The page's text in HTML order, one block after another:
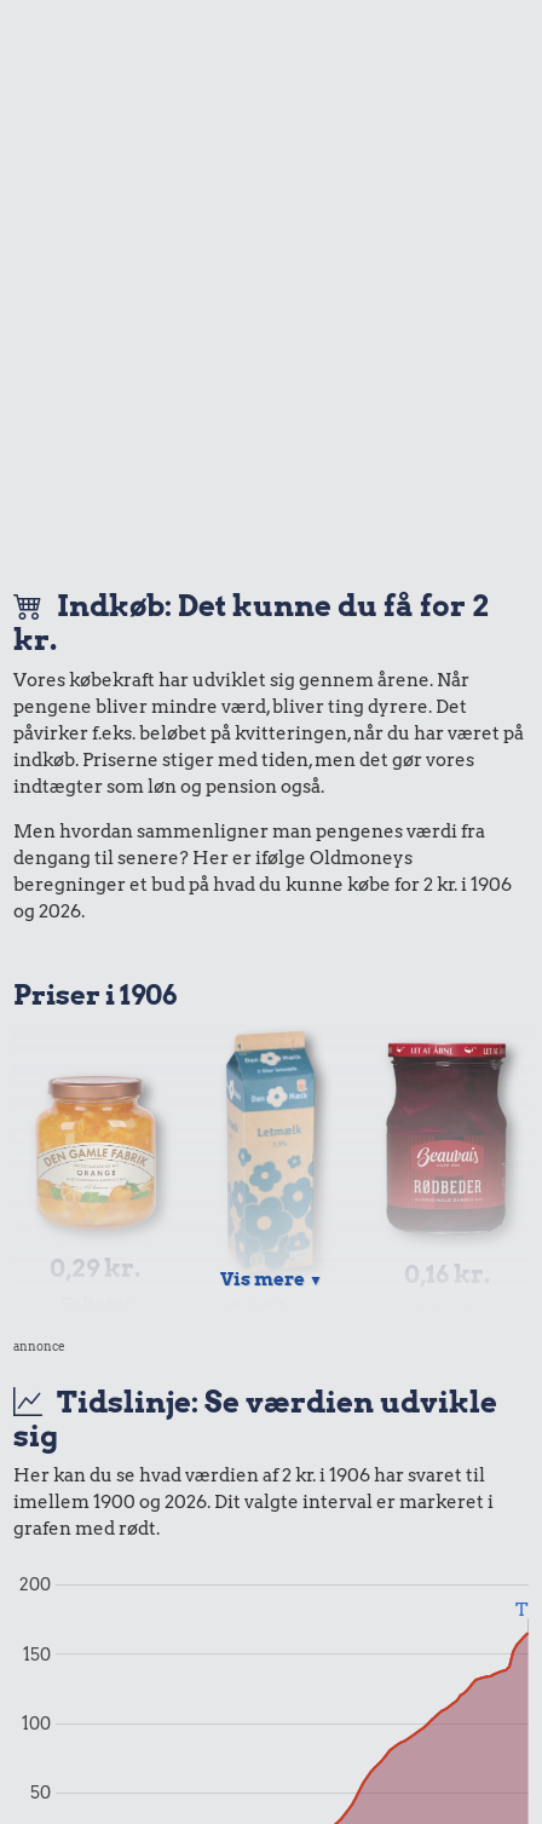
Indkøb: Det kunne du få for 2
kr.
Vores købekraft har udviklet sig gennem årene. Når
pengene bliver mindre værd, bliver ting dyrere. Det
påvirker f.eks. beløbet på kvitteringen, når du har været på
indkøb. Priserne stiger med tiden, men det gør vores
indtægter som løn og pension også.
Men hvordan sammenligner man pengenes værdi fra
dengang til senere? Her er ifølge Oldmoneys
beregninger et bud på hvad du kunne købe for 2 kr. i 1906
og 2026.
Priser i 1906
0,29 kr. 0,16 kr.
100 g
0,01 kr.
Vis mere ▼
annonce
Tidslinje: Se værdien udvikle
sig
Her kan du se hvad værdien af 2 kr. i 1906 har svaret til
imellem 1900 og 2026. Dit valgte interval er markeret i
grafen med rødt.
50
100
150
200
Til